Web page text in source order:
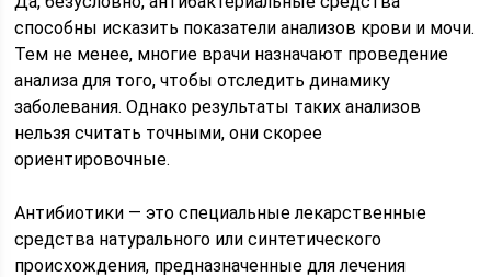
способны исказить показатели анализов крови и мочи.
Тем не менее, многие врачи назначают проведение
анализа для того, чтобы отследить динамику
заболевания. Однако результаты таких анализов
нельзя считать точными, они скорее
ориентировочные.
Антибиотики — это специальные лекарственные
средства натурального или синтетического
происхождения, предназначенные для лечения